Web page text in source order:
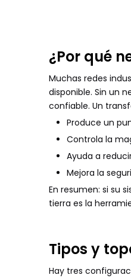
¿Por qué
Muchas redes
disponible. Sin un
confiable. Un
Produce un
Controla la
Ayuda a
Mejora la
En resumen: si su
tierra es la
Tipos y
Hay tres